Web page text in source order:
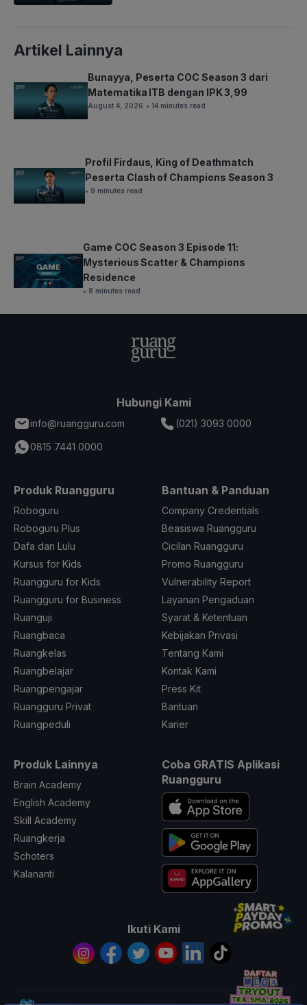
Artikel Lainnya
Bunayya, Peserta COC Season 3 dari
Matematika ITB dengan IPK 3,99
August 4, 2026 • 14 minutes read
Profil Firdaus, King of Deathmatch
Peserta Clash of Champions Season 3
• 9 minutes read
Game COC Season 3 Episode 11:
Mysterious Scatter & Champions
Residence
• 8 minutes read
Hubungi Kami
info@ruangguru.com
(021) 3093 0000
0815 7441 0000
Produk Ruangguru
Roboguru
Roboguru Plus
Dafa dan Lulu
Kursus for Kids
Ruangguru for Kids
Ruangguru for Business
Ruanguji
Ruangbaca
Ruangkelas
Ruangbelajar
Ruangpengajar
Ruangguru Privat
Ruangpeduli
Bantuan & Panduan
Company Credentials
Beasiswa Ruangguru
Cicilan Ruangguru
Promo Ruangguru
Vulnerability Report
Layanan Pengaduan
Syarat & Ketentuan
Kebijakan Privasi
Tentang Kami
Kontak Kami
Press Kit
Bantuan
Karier
Produk Lainnya
Brain Academy
English Academy
Skill Academy
Ruangkerja
Schoters
Kalananti
Coba GRATIS Aplikasi
Ruangguru
Ikuti Kami